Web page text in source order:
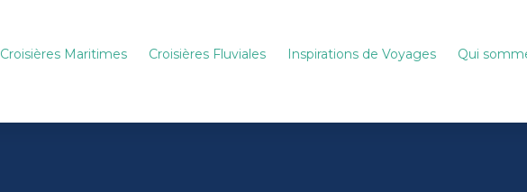
Croisières Maritimes Croisières Fluviales Inspirations de Voyages Qui